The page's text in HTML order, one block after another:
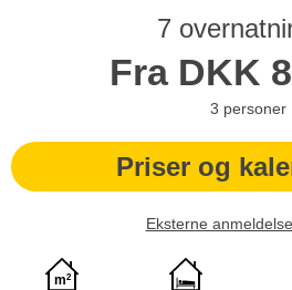
7
Fra DKK
3 personer
Priser og
Eksterne